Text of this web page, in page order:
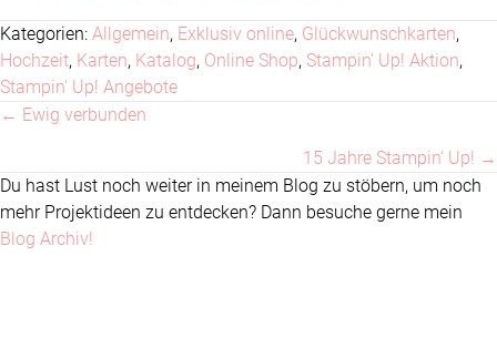
Kategorien: Allgemein, Exklusiv online, Glückwunschkarten,
Hochzeit, Karten, Katalog, Online Shop, Stampin' Up! Aktion,
Stampin' Up! Angebote
Posts
navigation
← Ewig verbunden
15 Jahre Stampin‘ Up! →
Du hast Lust noch weiter in meinem Blog zu stöbern, um noch
mehr Projektideen zu entdecken? Dann besuche gerne mein
Blog Archiv!